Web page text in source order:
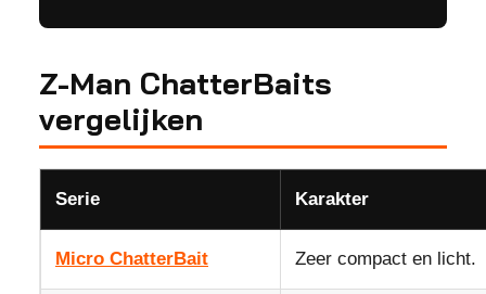
Z-Man ChatterBaits
vergelijken
Serie Karakter
Micro ChatterBait Zeer compact en licht.